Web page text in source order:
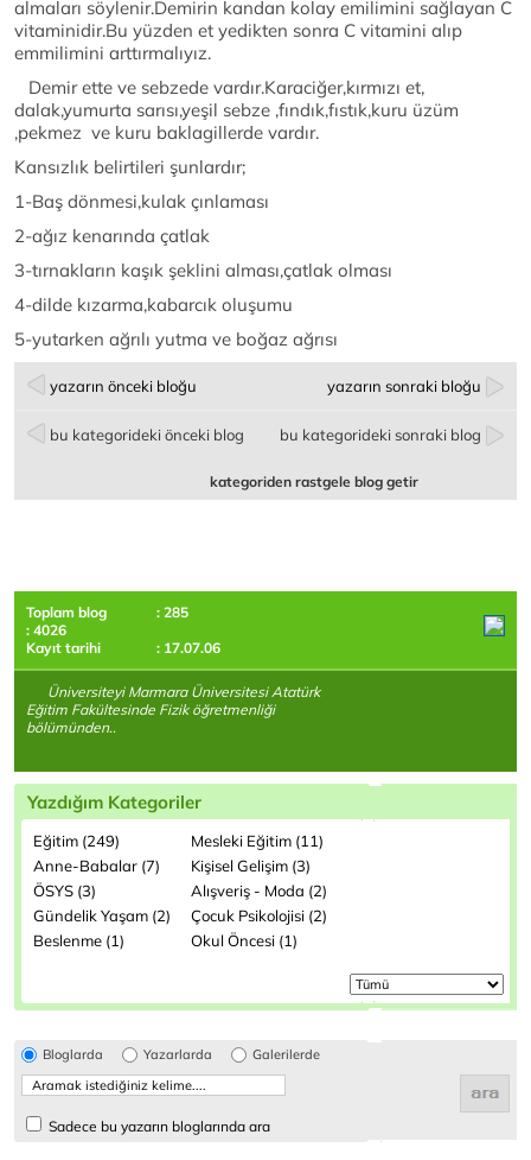
almaları söylenir.Demirin kandan kolay emilimini sağlayan C
vitaminidir.Bu yüzden et yedikten sonra C vitamini alıp
emmilimini arttırmalıyız.
Demir ette ve sebzede vardır.Karaciğer,kırmızı et,
dalak,yumurta sarısı,yeşil sebze ,fındık,fıstık,kuru üzüm
,pekmez ve kuru baklagillerde vardır.
Kansızlık belirtileri şunlardır;
1-Baş dönmesi,kulak çınlaması
2-ağız kenarında çatlak
3-tırnakların kaşık şeklini alması,çatlak olması
4-dilde kızarma,kabarcık oluşumu
5-yutarken ağrılı yutma ve boğaz ağrısı
yazarın önceki bloğu yazarın sonraki bloğu
bu kategorideki önceki blog bu kategorideki sonraki blog
kategoriden rastgele blog getir
Toplam blog
: 285
: 4026
Kayıt tarihi
: 17.07.06
Üniversiteyi Marmara Üniversitesi Atatürk
Eğitim Fakültesinde Fizik öğretmenliği
bölümünden..
Yazdığım Kategoriler
Eğitim (249)
Mesleki Eğitim (11)
Anne-Babalar (7)
Kişisel Gelişim (3)
ÖSYS (3)
Alışveriş - Moda (2)
Gündelik Yaşam (2)
Çocuk Psikolojisi (2)
Beslenme (1)
Okul Öncesi (1)
Bloglarda Yazarlarda Galerilerde
Sadece bu yazarın bloglarında ara